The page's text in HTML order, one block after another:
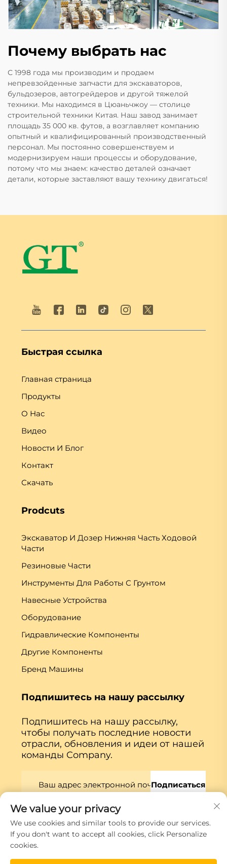
Почему выбрать нас
С 1998 года мы производим и продаем
непревзойденные запчасти для экскаваторов,
бульдозеров, автогрейдеров и другой тяжелой
техники. Мы находимся в Цюаньчжоу — столице
строительной техники Китая. Наш завод занимает
площадь 35 000 кв. футов, а возглавляет компанию
опытный и квалифицированный производственный
персонал. Мы постоянно совершенствуем и
модернизируем наши процессы и оборудование,
потому что мы знаем: качество деталей означает
детали, которые заставляют вашу технику двигаться!
Быстрая ссылка
Главная страница
Продукты
О Нас
Видео
Новости И Блог
Контакт
Скачать
Prodcuts
Экскаватор И Дозер Нижняя Часть Ходовой
Части
Резиновые Части
Инструменты Для Работы С Грунтом
Навесные Устройства
Оборудование
Гидравлические Компоненты
Другие Компоненты
Бренд Машины
Подпишитесь на нашу рассылку
Подпишитесь на нашу рассылку,
чтобы получать последние новости
отрасли, обновления и идеи от нашей
команды Company.
Подписаться
Авторские права © Xiamen Globe Machine Co.,ltd.
Политика конфиденциальности
We value your privacy
We use cookies and similar tools to provide our services.
If you don't want to accept all cookies, click Personalize
cookies.